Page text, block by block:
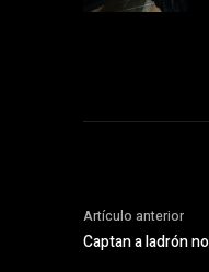
Artículo anterior
Captan a ladrón